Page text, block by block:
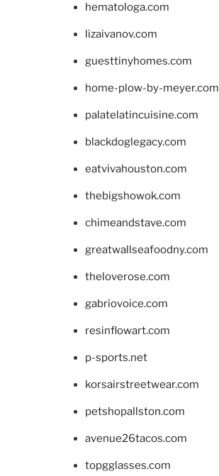
hematologa.com
lizaivanov.com
guesttinyhomes.com
home-plow-by-meyer.com
palatelatincuisine.com
blackdoglegacy.com
eatvivahouston.com
thebigshowok.com
chimeandstave.com
greatwallseafoodny.com
theloverose.com
gabriovoice.com
resinflowart.com
p-sports.net
korsairstreetwear.com
petshopallston.com
avenue26tacos.com
topgglasses.com